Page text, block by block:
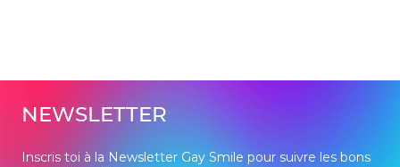
NEWSLETTER
Inscris toi à la Newsletter Gay Smile pour suivre les bons